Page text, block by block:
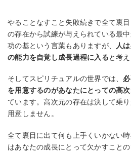
やることなすこと失敗続きで全て裏
の存在から試練が与えられている最
功の基という言葉もありますが、
人
の能力を自覚し成長過程に入ると考
そしてスピリチュアルの世界では、
を用意するのがあなたにとっての高
ています。高次元の存在は決して乗
用意しません。
全て裏目に出て何も上手くいかない
はあなたの成長にとって欠かすこと